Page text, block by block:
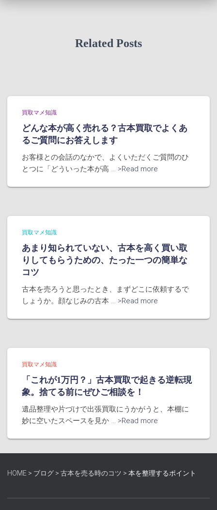
Related Posts
買取マメ知識
どんな本が高く売れる？古本買取でよくあ
るご質問にお答えします
お客様との会話のなかで、よくいただくご質問のひ
とつに「どういった本が高 ... >Read more
買取マメ知識
あまり知られていない、古本を高く買い取
りしてもらうための、たった一つの簡単な
コツ
古本を売ろうと思ったとき、まずどこに依頼するで
しょうか。顔なじみの古本 ... >Read more
買取マメ知識
「これが1万円？」古本買取で起きる逆転現
象。捨てる前にぜひご相談を！
遺品整理や片づけで出張買取にうかがうと、本棚に
妙に空いたスペースを見か ... >Read more
HOME > ブログ > 古本を売る時のコツ > 本を整理するポイント